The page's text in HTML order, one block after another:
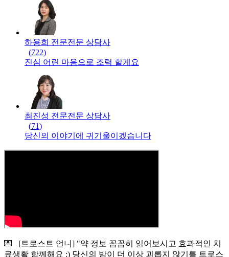
하용희 전문전문 상담사
(722)
진심 어린 마음으로 조력 할게요
최진성 전문전문 상담사
(71)
당신의 이야기에 귀기울이겠습니다
💌 [트로스트 언니] "약 정보 꼼꼼히 읽어보시고 효과적인 치
료생활 함께해요 :) 당신의 밤이 더 이상 괴롭지 않기를 트로스